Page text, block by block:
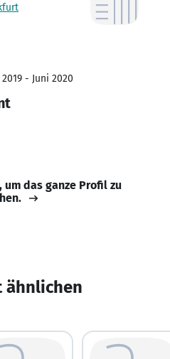
- Juni 2020
um das ganze Profil zu
ähnlichen